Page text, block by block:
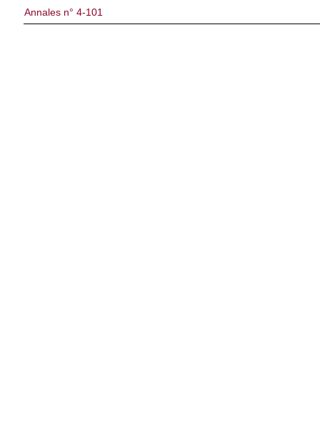
Annales n° 4-101